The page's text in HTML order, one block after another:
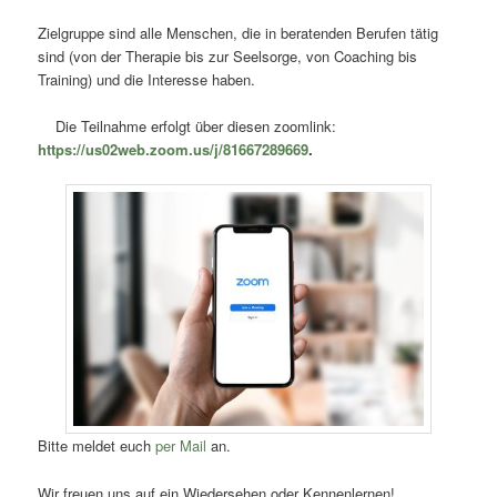
Zielgruppe sind alle Menschen, die in beratenden Berufen tätig
sind (von der Therapie bis zur Seelsorge, von Coaching bis
Training) und die Interesse haben.
Die Teilnahme erfolgt über diesen zoomlink:
https://us02web.zoom.us/j/81667289669.
Bitte meldet euchper Mailan.
Wir freuen uns auf ein Wiedersehen oder Kennenlernen!